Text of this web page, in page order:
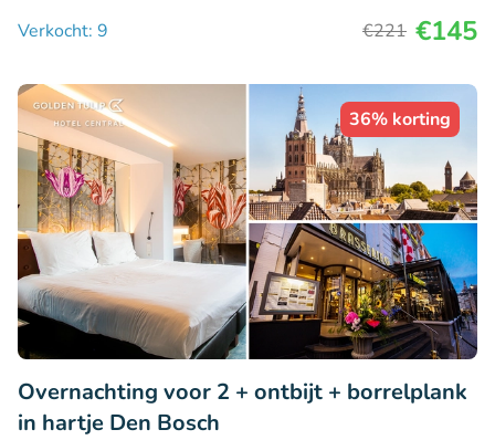
Verkocht: 9
€221 €145
36% korting
Overnachting voor 2 + ontbijt + borrelplank
in hartje Den Bosch